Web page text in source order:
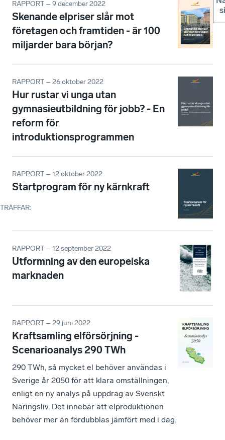
TRÄFFAR:
RAPPORT – 9 december 2022
Skenande elpriser slår mot
företagen och framtiden - är 100
miljarder bara början?
RAPPORT – 26 oktober 2022
Hur rustar vi unga utan
gymnasieutbildning för jobb? - En
reform för
introduktionsprogrammen
RAPPORT – 12 oktober 2022
Startprogram för ny kärnkraft
RAPPORT – 12 september 2022
Utformning av den europeiska
marknaden
RAPPORT – 29 juni 2022
Kraftsamling elförsörjning -
Scenarioanalys 290 TWh
290 TWh, så mycket el behöver användas i
Sverige år 2050 för att klara omställningen,
enligt en ny analys på uppdrag av Svenskt
Näringsliv. Det innebär att elproduktionen
behöver mer än fördubblas jämfört med i dag.